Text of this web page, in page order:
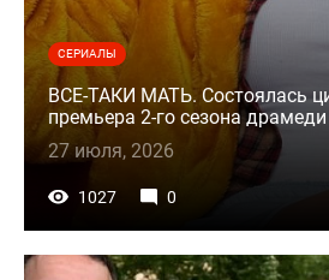
СЕРИАЛЫ
ВСЕ-ТАКИ МАТЬ. Состоялась
премьера 2-го сезона
27 июля, 2026
1027 0